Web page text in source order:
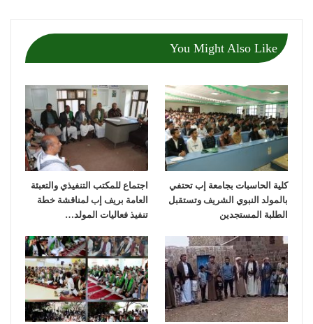
You Might Also Like
كلية الحاسبات بجامعة إب تحتفي
بالمولد النبوي الشريف وتستقبل
الطلبة المستجدين
اجتماع للمكتب التنفيذي والتعبئة
العامة بريف إب لمناقشة خطة
تنفيذ فعاليات المولد…